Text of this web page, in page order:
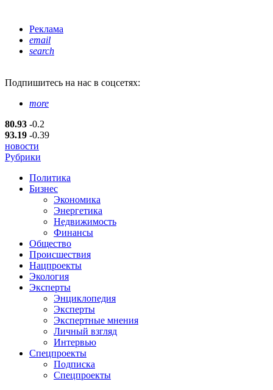
Реклама
email
search
Подпишитесь на нас в соцсетях:
more
80.93 -0.2
93.19 -0.39
новости
Рубрики
Политика
Бизнес
Экономика
Энергетика
Недвижимость
Финансы
Общество
Происшествия
Нацпроекты
Экология
Эксперты
Энциклопедия
Эксперты
Экспертные мнения
Личный взгляд
Интервью
Спецпроекты
Подписка
Спецпроекты